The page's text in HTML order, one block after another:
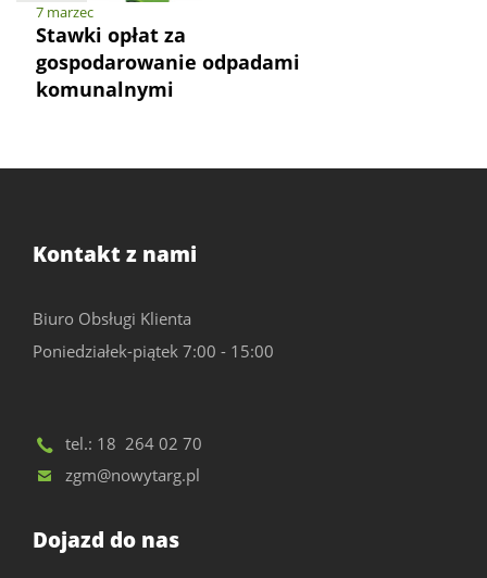
7 marzec
Stawki opłat za
gospodarowanie odpadami
komunalnymi
Kontakt z nami
Biuro Obsługi Klienta
Poniedziałek-piątek 7:00 - 15:00
tel.: 18 264 02 70
zgm@nowytarg.pl
Dojazd do nas